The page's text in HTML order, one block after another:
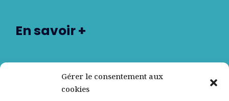
Gérer le consentement aux
cookies
En savoir +
Nos partenaires